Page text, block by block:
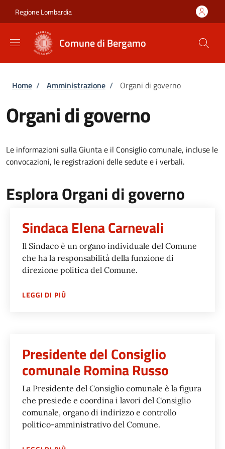
Regione Lombardia
Comune di Bergamo
Briciole di pane
Home / Amministrazione / Organi di governo
Organi di governo
Le informazioni sulla Giunta e il Consiglio comunale, incluse le
convocazioni, le registrazioni delle sedute e i verbali.
Esplora Organi di governo
Sindaca Elena Carnevali
Il Sindaco è un organo individuale del Comune
che ha la responsabilità della funzione di
direzione politica del Comune.
LEGGI DI PIÙSU
Presidente del Consiglio
comunale Romina Russo
La Presidente del Consiglio comunale è la figura
che presiede e coordina i lavori del Consiglio
comunale, organo di indirizzo e controllo
politico-amministrativo del Comune.